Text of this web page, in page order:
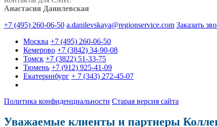
Анастасия Данилевская
+7 (495) 260-06-50 a.danilevskaya@regionservice.com Заказать
Москва +7 (495) 260-06-50
Кемерово +7 (3842) 34-90-08
Томск +7 (3822) 51-33-75
Тюмень +7 (912) 925-41-09
Екатеринбург + 7 (343) 272-45-07
Политика конфиденциальности Старая версия сайта
Уважаемые клиенты и партнеры